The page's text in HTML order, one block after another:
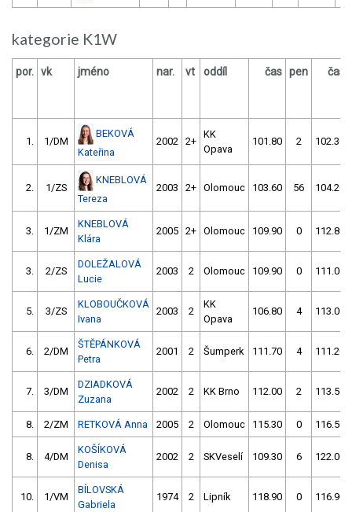
kategorie K1W
por. vk jméno nar. vt oddíl čas pen čas
1. 1/DM
BEKOVÁ
Kateřina
2002 2+
KK
Opava
101.80 2 102.30
2. 1/ZS
KNEBLOVÁ
Tereza
2003 2+ Olomouc 103.60 56 104.20
3. 1/ZM
KNEBLOVÁ
Klára
2005 2+ Olomouc 109.90 0 112.80
3. 2/ZS
DOLEŽALOVÁ
Lucie
2003 2 Olomouc 109.90 0 111.00
5. 3/ZS
KLOBOUČKOVÁ
Ivana
2003 2
KK
Opava
106.80 4 113.00
6. 2/DM
ŠTĚPÁNKOVÁ
Petra
2001 2 Šumperk 111.70 4 111.20
7. 3/DM
DZIADKOVÁ
Zuzana
2002 2 KK Brno 112.00 2 113.50
8. 2/ZM RETKOVÁ Anna 2005 2 Olomouc 115.30 0 116.50
8. 4/DM
KOŠÍKOVÁ
Denisa
2002 2 SKVeselí 109.30 6 122.00
10. 1/VM
BÍLOVSKÁ
Gabriela
1974 2 Lipník 118.90 0 116.90